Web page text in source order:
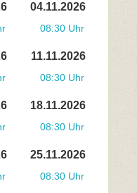
04.11.2026
08:30 Uhr
11.11.2026
08:30 Uhr
18.11.2026
08:30 Uhr
25.11.2026
08:30 Uhr